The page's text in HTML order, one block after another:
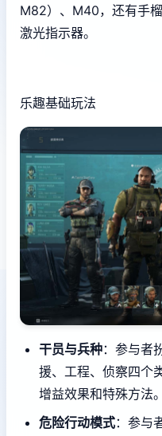
M82）、M40，还有手
激光指示器。
乐趣基础玩法
干员与兵种：参与者
援、工程、侦察四个
增益效果和特殊方法。
危险行动模式：参与